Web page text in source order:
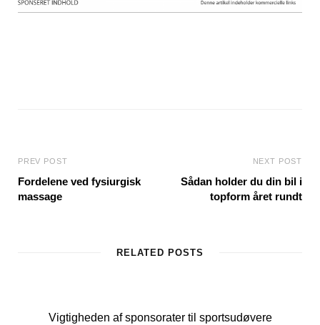
PREV POST
Fordelene ved fysiurgisk
massage
NEXT POST
Sådan holder du din bil i
topform året rundt
RELATED POSTS
Vigtigheden af sponsorater til sportsudøvere